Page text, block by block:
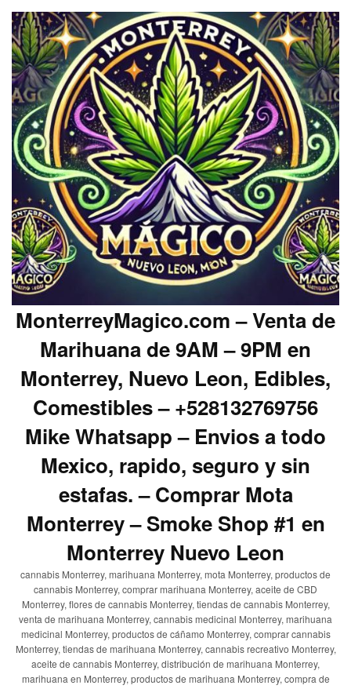
MonterreyMagico.com – Venta de
Marihuana de 9AM – 9PM en
Monterrey, Nuevo Leon, Edibles,
Comestibles – +528132769756
Mike Whatsapp – Envios a todo
Mexico, rapido, seguro y sin
estafas. – Comprar Mota
Monterrey – Smoke Shop #1 en
Monterrey Nuevo Leon
cannabis Monterrey, marihuana Monterrey, mota Monterrey, productos de
cannabis Monterrey, comprar marihuana Monterrey, aceite de CBD
Monterrey, flores de cannabis Monterrey, tiendas de cannabis Monterrey,
venta de marihuana Monterrey, cannabis medicinal Monterrey, marihuana
medicinal Monterrey, productos de cáñamo Monterrey, comprar cannabis
Monterrey, tiendas de marihuana Monterrey, cannabis recreativo Monterrey,
aceite de cannabis Monterrey, distribución de marihuana Monterrey,
marihuana en Monterrey, productos de marihuana Monterrey, compra de